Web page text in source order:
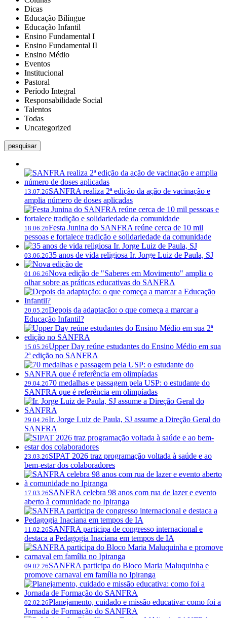
Dicas
Educação Bilíngue
Educação Infantil
Ensino Fundamental I
Ensino Fundamental II
Ensino Médio
Eventos
Institucional
Pastoral
Período Integral
Responsabilidade Social
Talentos
Todas
Uncategorized
pesquisar
13.07.26SANFRA realiza 2ª edição da ação de vacinação e
amplia número de doses aplicadas
18.06.26Festa Junina do SANFRA reúne cerca de 10 mil
pessoas e fortalece tradição e solidariedade da comunidade
03.06.2635 anos de vida religiosa Ir. Jorge Luiz de Paula, SJ
01.06.26Nova edição de "Saberes em Movimento" amplia o
olhar sobre as práticas educativas do SANFRA
20.05.26Depois da adaptação: o que começa a marcar a
Educação Infantil?
15.05.26Upper Day reúne estudantes do Ensino Médio em sua
2ª edição no SANFRA
29.04.2670 medalhas e passagem pela USP: o estudante do
SANFRA que é referência em olimpíadas
29.04.26Ir. Jorge Luiz de Paula, SJ assume a Direção Geral do
SANFRA
23.03.26SIPAT 2026 traz programação voltada à saúde e ao
bem-estar dos colaboradores
17.03.26SANFRA celebra 98 anos com rua de lazer e evento
aberto à comunidade no Ipiranga
11.02.26SANFRA participa de congresso internacional e
destaca a Pedagogia Inaciana em tempos de IA
09.02.26SANFRA participa do Bloco Maria Maluquinha e
promove carnaval em família no Ipiranga
02.02.26Planejamento, cuidado e missão educativa: como foi a
Jornada de Formação do SANFRA